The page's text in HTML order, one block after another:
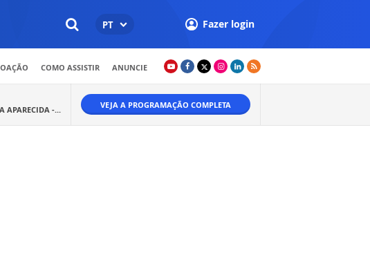
PT Fazer login
COMO ASSISTIR ANUNCIE
APARECIDA -... VEJA A PROGRAMAÇÃO COMPLETA